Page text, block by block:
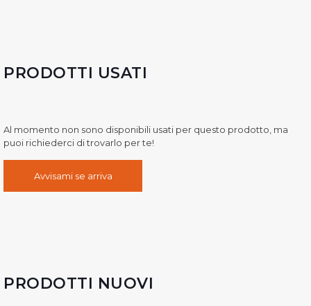
PRODOTTI USATI
Al momento non sono disponibili usati per questo prodotto, ma
puoi richiederci di trovarlo per te!
Avvisami se arriva
PRODOTTI NUOVI